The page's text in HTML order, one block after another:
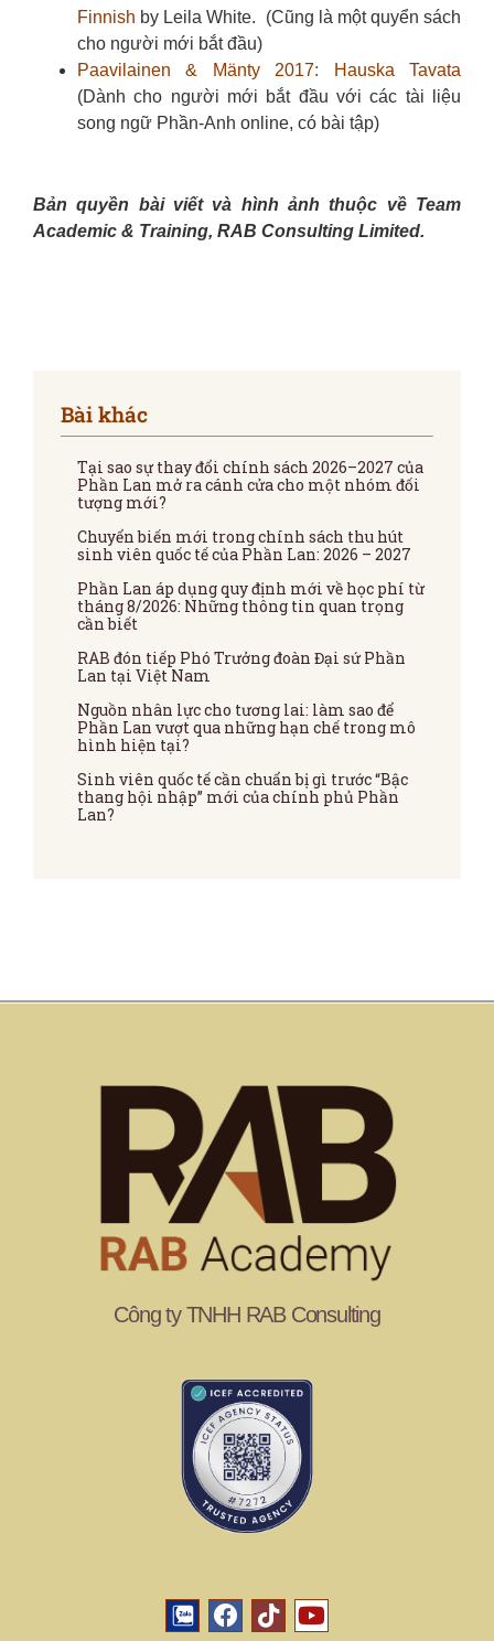
Finnish by Leila White. (Cũng là một quyển sách
cho người mới bắt đầu)
Paavilainen & Mänty 2017: Hauska Tavata
(Dành cho người mới bắt đầu với các tài liệu
song ngữ Phần-Anh online, có bài tập)
Bản quyền bài viết và hình ảnh thuộc về Team
Academic & Training, RAB Consulting Limited.
Bài khác
Tại sao sự thay đổi chính sách 2026–2027 của
Phần Lan mở ra cánh cửa cho một nhóm đối
tượng mới?
Chuyển biến mới trong chính sách thu hút
sinh viên quốc tế của Phần Lan: 2026 – 2027
Phần Lan áp dụng quy định mới về học phí từ
tháng 8/2026: Những thông tin quan trọng
cần biết
RAB đón tiếp Phó Trưởng đoàn Đại sứ Phần
Lan tại Việt Nam
Nguồn nhân lực cho tương lai: làm sao để
Phần Lan vượt qua những hạn chế trong mô
hình hiện tại?
Sinh viên quốc tế cần chuẩn bị gì trước “Bậc
thang hội nhập” mới của chính phủ Phần
Lan?
Công ty TNHH RAB Consulting